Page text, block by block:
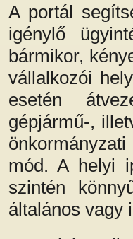
A portál
igénylő
bármikor,
vállalkozói
esetén
gépjármű-,
mód. A helyi
szintén
általános vagy